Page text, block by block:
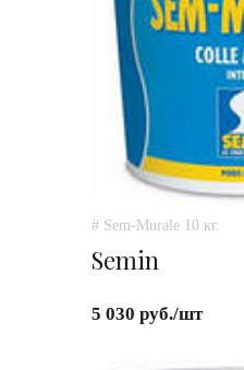
# Sem-Murale 10 кг.
Semin
5 030 руб./шт